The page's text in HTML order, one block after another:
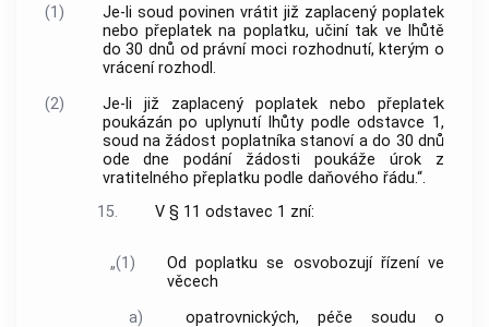
(1)
Je-li soud povinen vrátit již zaplacený poplatek
nebo přeplatek na poplatku, učiní tak ve lhůtě
do 30 dnů od právní moci rozhodnutí, kterým o
vrácení rozhodl.
(2)
Je-li již zaplacený poplatek nebo přeplatek
poukázán po uplynutí lhůty podle odstavce 1,
soud na žádost poplatníka stanoví a do 30 dnů
ode dne podání žádosti poukáže úrok z
vratitelného přeplatku podle daňového řádu.“.
15.
V § 11 odstavec 1 zní:
„(1)
Od poplatku se osvobozují řízení ve
věcech
a)
opatrovnických, péče soudu o